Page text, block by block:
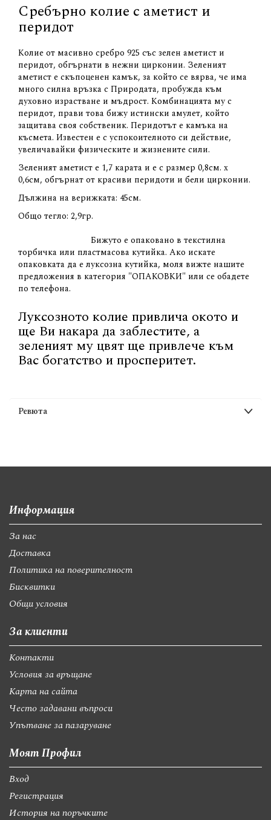
Сребърно колие с аметист и
перидот
Колие от масивно сребро 925 със зелен аметист и
перидот, обгърнати в нежни цирконии. Зеленият
аметист е скъпоценен камък, за който се вярва, че има
много силна връзка с Природата, пробужда към
духовно израстване и мъдрост. Комбинацията му с
перидот, прави това бижу истински амулет, който
защитава своя собственик. Перидотът е камъка на
късмета. Известен е с успокоителното си действие,
увеличавайки физическите и жизнените сили.
Зеленият аметист е 1,7 карата и е с размер 0,8см. х
0,6см, обгърнат от красиви перидоти и бели цирконии.
Дължина на верижката: 45см.
Общо тегло: 2,9гр.
Бижуто е опаковано в текстилна
торбичка или пластмасова кутийка. Ако искате
опаковката да е луксозна кутийка, моля вижте нашите
предложения в категория "ОПАКОВКИ" или се обадете
по телефона.
Луксозното колие привлича окото и
ще Ви накара да заблестите, а
зеленият му цвят ще привлече към
Вас богатство и просперитет.
Ревюта
Информация
За нас
Доставка
Политика на поверителност
Бисквитки
Общи условия
За клиенти
Контакти
Условия за връщане
Карта на сайта
Често задавани въпроси
Упътване за пазаруване
Моят Профил
Вход
Регистрация
История на поръчките